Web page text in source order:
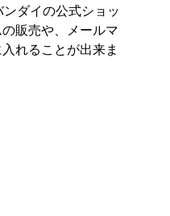
ダイの公式ショッ
販売や、メールマ
れることが出来ま